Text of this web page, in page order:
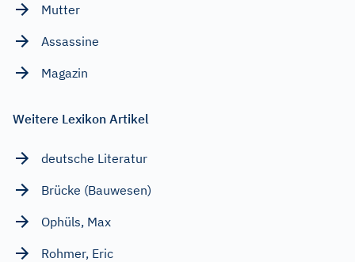
Mutter
Assassine
Magazin
Weitere Lexikon Artikel
deutsche Literatur
Brücke (Bauwesen)
Ophüls, Max
Rohmer, Eric